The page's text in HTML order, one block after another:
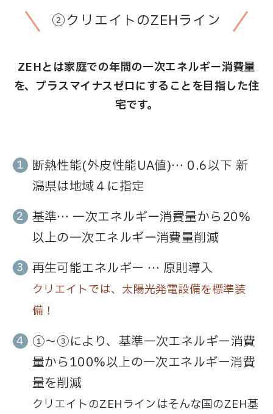
②クリエイトのZEHライン
ZEHとは家庭での年間の一次エネルギー消費量
を、プラスマイナスゼロにすることを目指した住
宅です。
断熱性能(外皮性能UA値)… 0.6以下 新
潟県は地域４に指定
基準… 一次エネルギー消費量から20%
以上の一次エネルギー消費量削減
再生可能エネルギー … 原則導入
クリエイトでは、太陽光発電設備を標準装
備！
①～③により、基準一次エネルギー消費
量から100%以上の一次エネルギー消費
量を削減
クリエイトのZEHラインはそんな国のZEH基